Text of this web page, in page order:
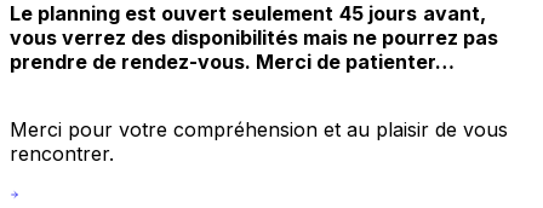
Le planning est ouvert seulement 45 jours avant,
vous verrez des disponibilités mais ne pourrez pas
prendre de rendez-vous. Merci de patienter…
Merci pour votre compréhension et au plaisir de vous
rencontrer.